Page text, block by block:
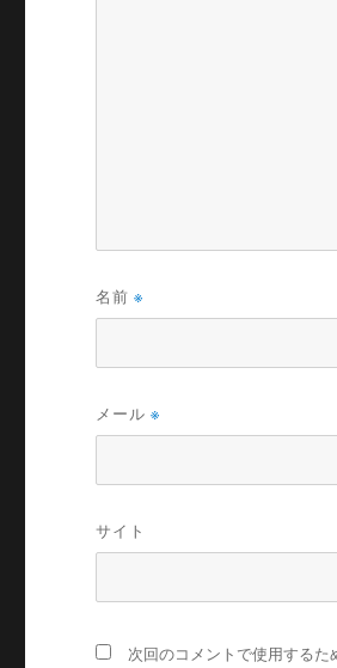
名前※
メール※
サイト
次回のコメントで使用するた